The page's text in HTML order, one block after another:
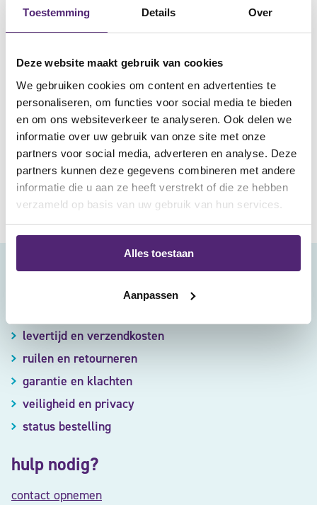
Toestemming Details Over
Deze website maakt gebruik van cookies
We gebruiken cookies om content en advertenties te
personaliseren, om functies voor social media te bieden
en om ons websiteverkeer te analyseren. Ook delen we
informatie over uw gebruik van onze site met onze
partners voor social media, adverteren en analyse. Deze
partners kunnen deze gegevens combineren met andere
informatie die u aan ze heeft verstrekt of die ze hebben
verzameld op basis van uw gebruik van hun services.
Alles toestaan
Aanpassen
three lateral knee bracing on speed and agility in experienced
Rishiraj, N., Taunton, J.E., Lloyd-Smith, R. et al (2011). ‘Effect of
functional knee brace use on acceleration, agility, leg power
and speed performance in healthy athletes’.British Journal of
Sports Medicine, 45, 1230-1237.
levertijd en verzendkosten
ruilen en retourneren
garantie en klachten
veiligheid en privacy
status bestelling
hulp nodig?
contact opnemen